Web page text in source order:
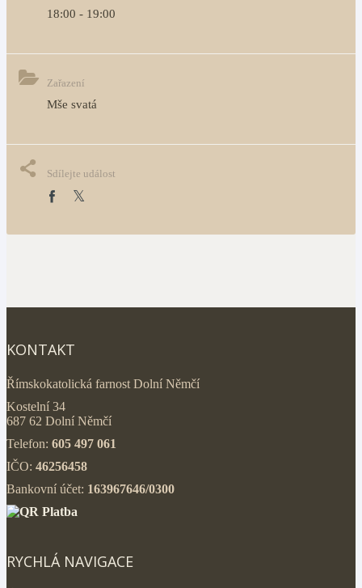
18:00 - 19:00
Zařazení
Mše svatá
Sdílejte událost
KONTAKT
Římskokatolická farnost Dolní Němčí
Kostelní 34
687 62 Dolní Němčí
Telefon: 605 497 061
IČO: 46256458
Bankovní účet: 163967646/0300
RYCHLÁ NAVIGACE